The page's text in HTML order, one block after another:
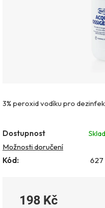
3% peroxid vodíku pro
Dostupnost
Možnosti doručení
Kód:
627
198 Kč